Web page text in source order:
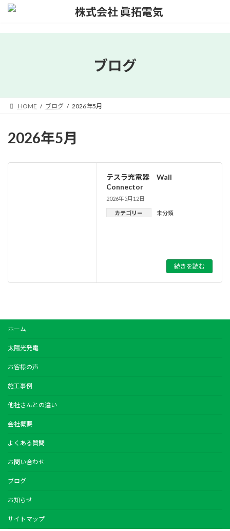
ス
ン
ブログ
HOME ブログ 2026年5月
2026年5月
テスラ充電器 Wall
Connector
2026年5月12日
カテゴリー 未分類
続きを読む
ホーム
太陽光発電
お客様の声
施工事例
他社さんとの違い
会社概要
よくある質問
お問い合わせ
ブログ
お知らせ
サイトマップ